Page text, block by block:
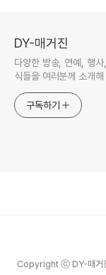
DY-매거진
다양한 방송, 연예, 행
식들을 여러분께 소개
구독하기
Copyright ⓒ DY-매